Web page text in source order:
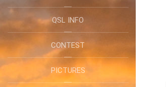
QSL INFO
CONTEST
PICTURES